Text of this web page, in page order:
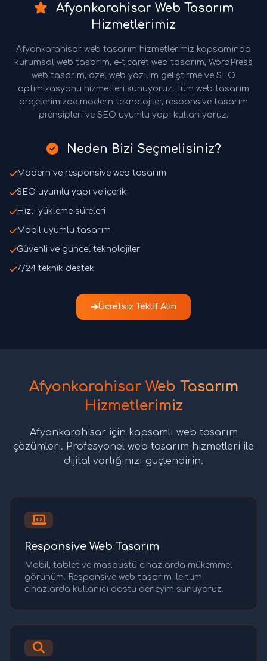
Afyonkarahisar Web Tasarım
Hizmetlerimiz
Afyonkarahisar web tasarım hizmetlerimiz kapsamında
kurumsal web tasarım, e-ticaret web tasarım, WordPress
web tasarım, özel web yazılım geliştirme ve SEO
optimizasyonu hizmetleri sunuyoruz. Tüm web tasarım
projelerimizde modern teknolojiler, responsive tasarım
prensipleri ve SEO uyumlu yapı kullanıyoruz.
Neden Bizi Seçmelisiniz?
Modern ve responsive web tasarım
SEO uyumlu yapı ve içerik
Hızlı yükleme süreleri
Mobil uyumlu tasarım
Güvenli ve güncel teknolojiler
7/24 teknik destek
Ücretsiz Teklif Alın
Afyonkarahisar Web Tasarım
Hizmetlerimiz
Afyonkarahisar için kapsamlı web tasarım
çözümleri. Profesyonel web tasarım hizmetleri ile
dijital varlığınızı güçlendirin.
Responsive Web Tasarım
Mobil, tablet ve masaüstü cihazlarda mükemmel
görünüm. Responsive web tasarım ile tüm
cihazlarda kullanıcı dostu deneyim sunuyoruz.